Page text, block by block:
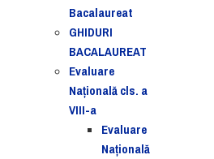
Bacalaureat
GHIDURI
BACALAUREAT
Evaluare
Naţională cls. a
VIII-a
Evaluare
Naţională